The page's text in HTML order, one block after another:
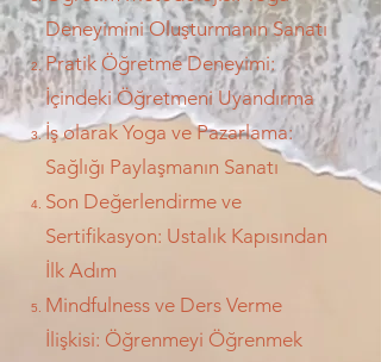
Deneyimini Oluşturmanın Sanatı​
Pratik Öğretme Deneyimi:
İçindeki Öğretmeni Uyandırma​
İş olarak Yoga ve Pazarlama:
Sağlığı Paylaşmanın Sanatı​
Son Değerlendirme ve
Sertifikasyon: Ustalık Kapısından
İlk Adım​
Mindfulness ve Ders Verme
İlişkisi: Öğrenmeyi Öğrenmek​